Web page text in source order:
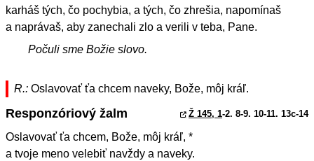
karháš tých, čo pochybia, a tých, čo zhrešia, napomínaš
a naprávaš, aby zanechali zlo a verili v teba, Pane.
Počuli sme Božie slovo.
R.: Oslavovať ťa chcem naveky, Bože, môj kráľ.
Responzóriový žalm Ž 145, 1-2. 8-9. 10-11. 13c-14
Oslavovať ťa chcem, Bože, môj kráľ, *
a tvoje meno velebiť navždy a naveky.